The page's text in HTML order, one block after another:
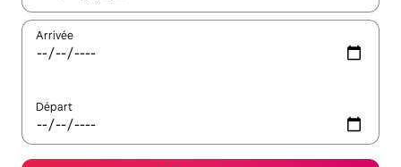
Arrivée
Départ